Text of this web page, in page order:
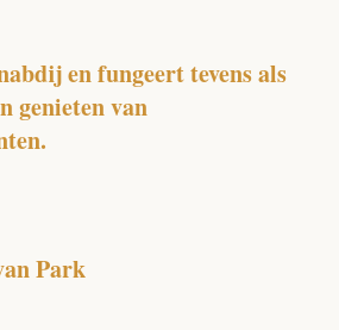
en fungeert tevens als
genieten van
Park